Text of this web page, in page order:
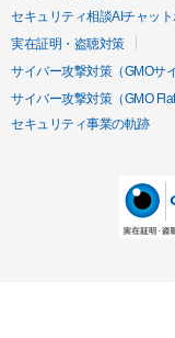
セキュリティ相談AIチャット
実在証明・盗聴対策
サイバー攻撃対策（GMOサ
サイバー攻撃対策（GMO
セキュリティ事業の軌跡